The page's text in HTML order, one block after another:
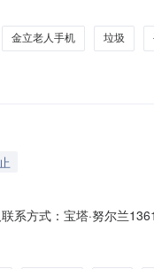
配6寸黑橡胶轮个
金立老人手机 垃圾
系方式：宝塔·努尔兰
小号美工刀;采购人需求描